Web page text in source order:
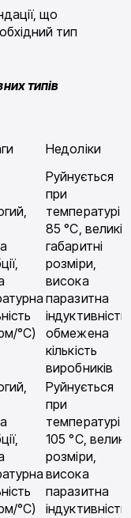
що
тип
типів
Недоліки
°С)
Руйнується
при
температурі
85 °С, великі
габаритні
розміри,
висока
паразитна
індуктивність,
обмежена
кількість
виробників
°С)
Руйнується
при
температурі
105 °С, великі
розміри,
висока
паразитна
індуктивність